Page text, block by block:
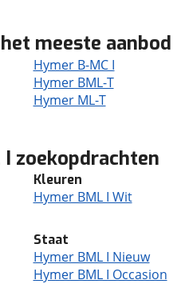
meeste aanbod
Hymer B-MC I
Hymer BML-T
Hymer ML-T
zoekopdrachten
Kleuren
Hymer BML I Wit
Staat
Hymer BML I Nieuw
Hymer BML I Occasion